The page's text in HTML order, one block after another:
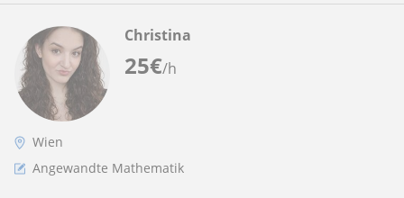
25€/h
Christina
Wien
Angewandte Mathematik